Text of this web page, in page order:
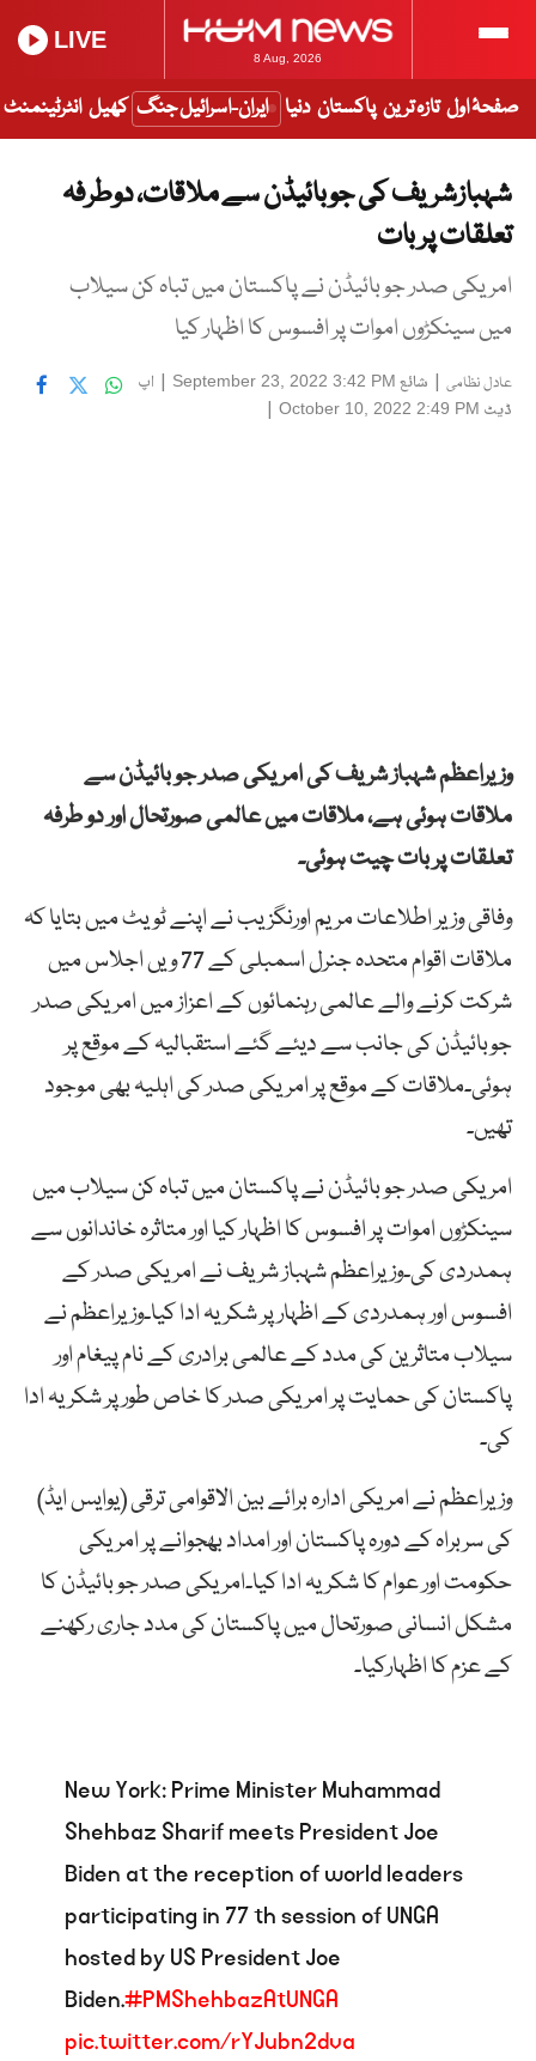
8 Aug, 2026
LIVE
صفحۂ اول تازہ ترین پاکستان دنیا ایران-اسرائیل جنگ کھیل انٹرٹینمنٹ
شہبازشریف کی جوبائیڈن سے ملاقات، دوطرفہ
تعلقات پر بات
امریکی صدر جو بائیڈن نے پاکستان میں تباہ کن سیلاب
میں سینکڑوں اموات پر افسوس کا اظہار کیا
عادل نظامی | شائع September 23, 2022 3:42 PM
| اپ
ڈیٹ October 10, 2022 2:49 PM
|
وزیراعظم شہباز شریف کی امریکی صدر جو بائیڈن سے
ملاقات ہوئی ہے، ملاقات میں عالمی صورتحال اور دو طرفہ
تعلقات پر بات چیت ہوئی۔
وفاقی وزیر اطلاعات مریم اورنگزیب نے اپنے ٹویٹ میں بتایا کہ
ملاقات اقوام متحدہ جنرل اسمبلی کے 77 ویں اجلاس میں
شرکت کرنے والے عالمی رہنمائوں کے اعزاز میں امریکی صدر
جوبائیڈن کی جانب سے دیئے گئے استقبالیہ کے موقع پر
ہوئی۔ملاقات کے موقع پر امریکی صدر کی اہلیہ بھی موجود
تھیں۔
امریکی صدر جو بائیڈن نے پاکستان میں تباہ کن سیلاب میں
سینکڑوں اموات پر افسوس کا اظہار کیا اور متاثرہ خاندانوں سے
ہمدردی کی۔وزیراعظم شہباز شریف نے امریکی صدر کے
افسوس اور ہمدردی کے اظہار پر شکریہ ادا کیا۔وزیراعظم نے
سیلاب متاثرین کی مدد کے عالمی برادری کے نام پیغام اور
پاکستان کی حمایت پر امریکی صدر کا خاص طور پر شکریہ ادا
کی۔
وزیراعظم نے امریکی ادارہ برائے بین الاقوامی ترقی (یوایس ایڈ)
کی سربراہ کے دورہ پاکستان اور امداد بھجوانے پر امریکی
حکومت اور عوام کا شکریہ ادا کیا۔امریکی صدر جو بائیڈن کا
مشکل انسانی صورتحال میں پاکستان کی مدد جاری رکھنے
کے عزم کا اظہارکیا۔
New York: Prime Minister Muhammad
Shehbaz Sharif meets President Joe
Biden at the reception of world leaders
participating in 77 th session of UNGA
hosted by US President Joe
Biden.#PMShehbazAtUNGA
pic.twitter.com/rYJubn2dva